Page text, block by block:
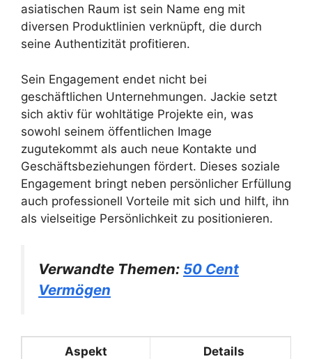
asiatischen Raum ist sein Name eng mit
diversen Produktlinien verknüpft, die durch
seine Authentizität profitieren.
Sein Engagement endet nicht bei
geschäftlichen Unternehmungen. Jackie setzt
sich aktiv für wohltätige Projekte ein, was
sowohl seinem öffentlichen Image
zugutekommt als auch neue Kontakte und
Geschäftsbeziehungen fördert. Dieses soziale
Engagement bringt neben persönlicher Erfüllung
auch professionell Vorteile mit sich und hilft, ihn
als vielseitige Persönlichkeit zu positionieren.
Verwandte Themen: 50 Cent
Vermögen
Aspekt Details